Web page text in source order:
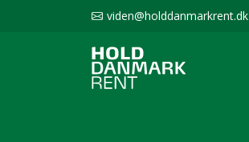
viden@holddanmarkrent.dk